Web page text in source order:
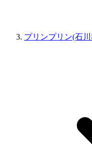
プリンプリン(石